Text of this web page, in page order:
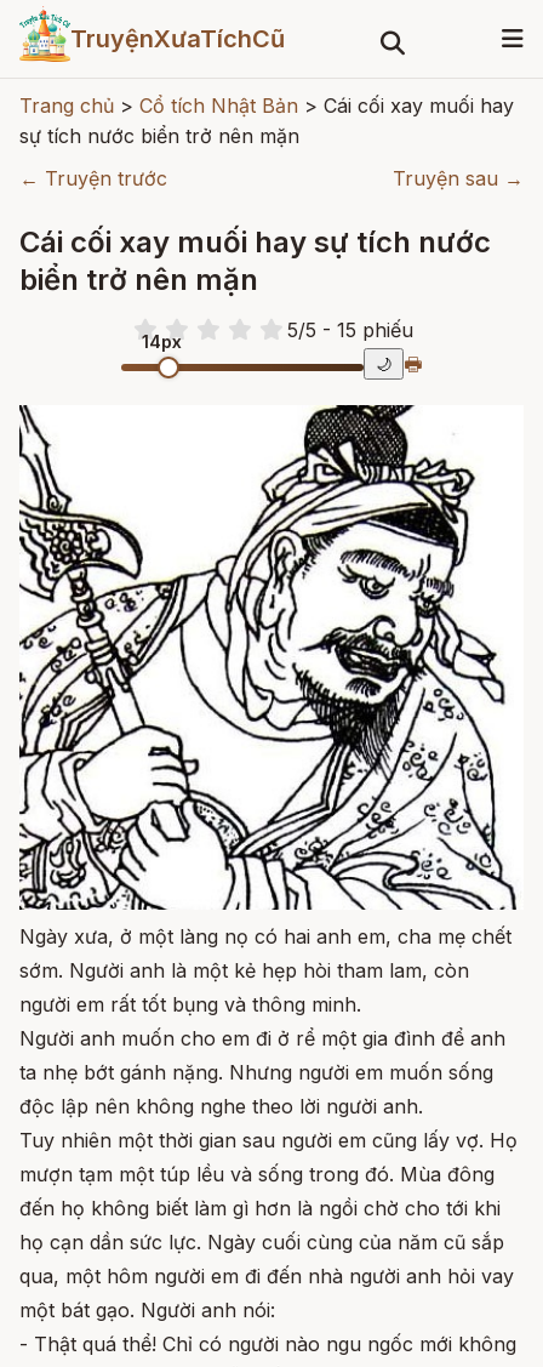
TruyệnXưaTíchCũ
Trang chủ > Cổ tích Nhật Bản > Cái cối xay muối hay
sự tích nước biển trở nên mặn
← Truyện trước
Truyện sau →
Cái cối xay muối hay sự tích nước
biển trở nên mặn
5/5 - 15 phiếu
14px
🌙 🖶
Ngày xưa, ở một làng nọ có hai anh em, cha mẹ chết
sớm. Người anh là một kẻ hẹp hòi tham lam, còn
người em rất tốt bụng và thông minh.
Người anh muốn cho em đi ở rể một gia đình để anh
ta nhẹ bớt gánh nặng. Nhưng người em muốn sống
độc lập nên không nghe theo lời người anh.
Tuy nhiên một thời gian sau người em cũng lấy vợ. Họ
mượn tạm một túp lều và sống trong đó. Mùa đông
đến họ không biết làm gì hơn là ngồi chờ cho tới khi
họ cạn dần sức lực. Ngày cuối cùng của năm cũ sắp
qua, một hôm người em đi đến nhà người anh hỏi vay
một bát gạo. Người anh nói:
- Thật quá thể! Chỉ có người nào ngu ngốc mới không